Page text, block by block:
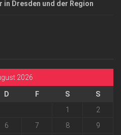
in Dresden und der Region
2026
D F S
S
1
2
6 7 8
9